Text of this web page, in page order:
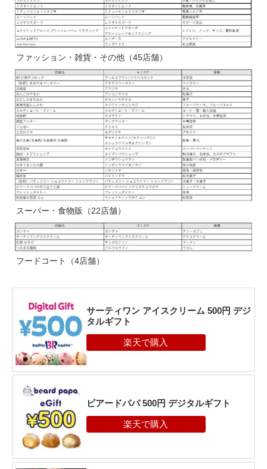
ファッション・雑貨・その他（45店舗）
スーパー・食物販（22店舗）
フードコート（4店舗）
サーティワン アイスクリーム 500円 デジ
タルギフト
ビアードパパ 500円 デジタルギフト